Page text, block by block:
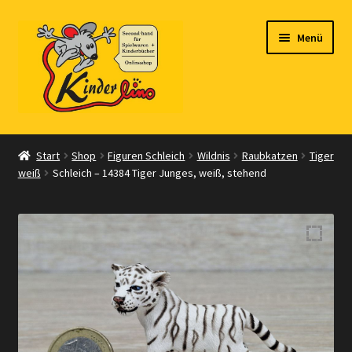
Navigation
springen
Zum
Inhalt
springen
Menü
Start
Vertrag widerrufen
Shop
Warenkorb
Zahlungsarten
Start Shop Figuren Schleich Wildnis Raubkatzen
Tiger
weiß
Schleich – 14384 Tiger Junges, weiß, stehend